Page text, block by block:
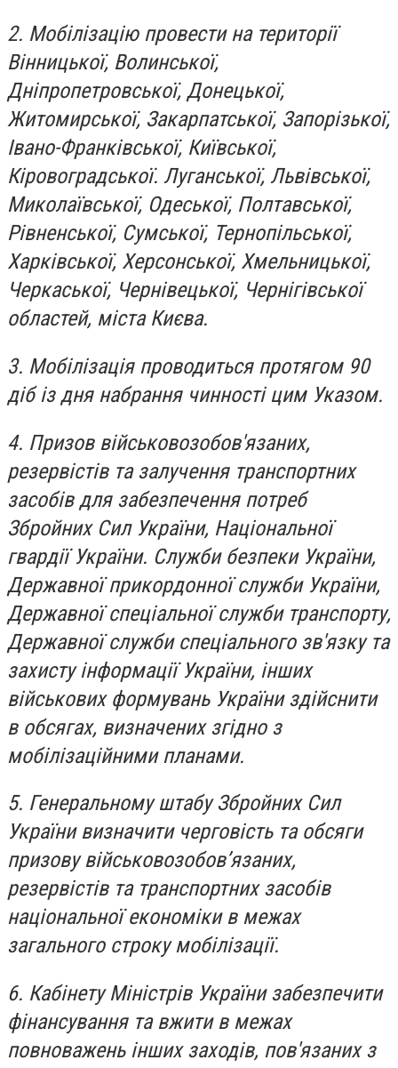
2. Мобілізацію провести на території
Вінницької, Волинської,
Дніпропетровської, Донецької,
Житомирської, Закарпатської, Запорізької,
Івано-Франківської, Київської,
Кіровоградської. Луганської, Львівської,
Миколаївської, Одеської, Полтавської,
Рівненської, Сумської, Тернопільської,
Харківської, Херсонської, Хмельницької,
Черкаської, Чернівецької, Чернігівської
областей, міста Києва.
3. Мобілізація проводиться протягом 90
діб із дня набрання чинності цим Указом.
4. Призов військовозобов'язаних,
резервістів та залучення транспортних
засобів для забезпечення потреб
Збройних Сил України, Національної
гвардії України. Служби безпеки України,
Державної прикордонної служби України,
Державної спеціальної служби транспорту,
Державної служби спеціального зв'язку та
захисту інформації України, інших
військових формувань України здійснити
в обсягах, визначених згідно з
мобілізаційними планами.
5. Генеральному штабу Збройних Сил
України визначити черговість та обсяги
призову військовозобов’язаних,
резервістів та транспортних засобів
національної економіки в межах
загального строку мобілізації.
6. Кабінету Міністрів України забезпечити
фінансування та вжити в межах
повноважень інших заходів, пов'язаних з